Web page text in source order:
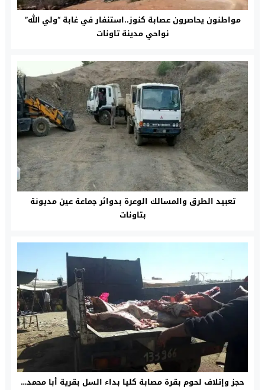
مواطنون يحاصرون عصابة كنوز..استنفار في غابة “ولي الله”
نواحي مدينة تاونات
تعبيد الطرق والمسالك الوعرة بدوائر جماعة عين مديونة
بتاونات
حجز وإتلاف لحوم بقرة مصابة كليا بداء السل بقرية أبا محمد…